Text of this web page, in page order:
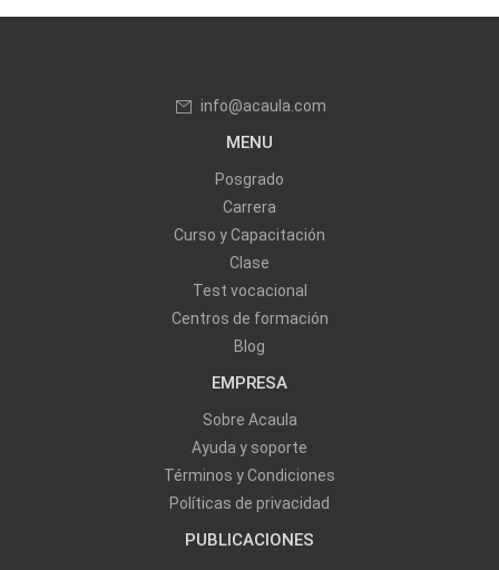
info@acaula.com
MENU
Posgrado
Carrera
Curso y Capacitación
Clase
Test vocacional
Centros de formación
Blog
EMPRESA
Sobre Acaula
Ayuda y soporte
Términos y Condiciones
Políticas de privacidad
PUBLICACIONES